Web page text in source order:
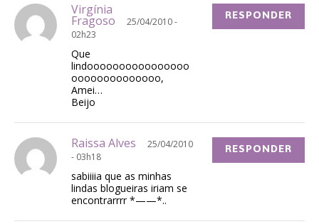
Virgínia
Fragoso
25/04/2010 -
02h23
Que
lindoooooooooooooooo
oooooooooooooo,
Amei…
Beijo
RESPONDER
Raissa Alves
25/04/2010
- 03h18
sabiiiia que as minhas
lindas blogueiras iriam se
encontrarrrr *——*..
RESPONDER